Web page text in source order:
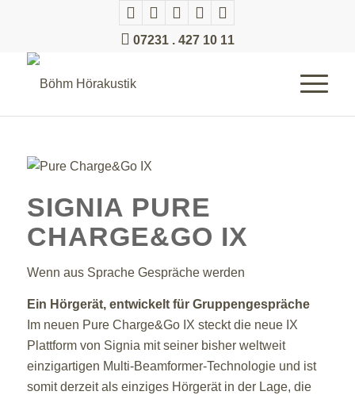
07231 . 427 10 11
SIGNIA PURE
CHARGE&GO IX
Wenn aus Sprache Gespräche werden
Ein Hörgerät, entwickelt für Gruppengespräche
Im neuen Pure Charge&Go IX steckt die neue IX
Plattform von Signia mit seiner bisher weltweit
einzigartigen Multi-Beamformer-Technologie und ist
somit derzeit als einziges Hörgerät in der Lage, die